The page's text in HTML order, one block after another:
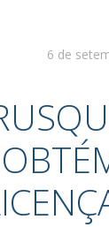
6 de